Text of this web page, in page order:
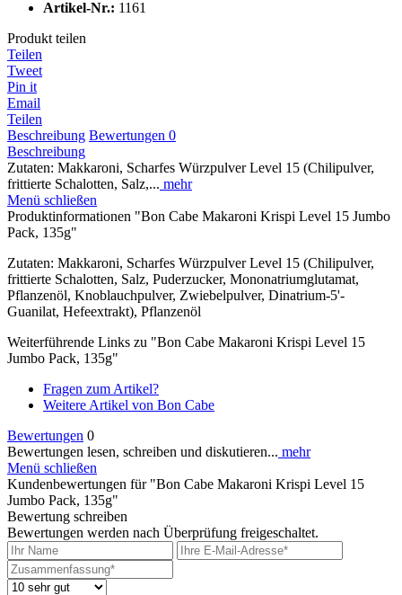
Artikel-Nr.: 1161
Produkt teilen
Teilen
Tweet
Pin it
Email
Teilen
Beschreibung Bewertungen 0
Beschreibung
Zutaten: Makkaroni, Scharfes Würzpulver Level 15 (Chilipulver,
frittierte Schalotten, Salz,... mehr
Menü schließen
Produktinformationen "Bon Cabe Makaroni Krispi Level 15 Jumbo
Pack, 135g"
Zutaten: Makkaroni, Scharfes Würzpulver Level 15 (Chilipulver,
frittierte Schalotten, Salz, Puderzucker, Mononatriumglutamat,
Pflanzenöl, Knoblauchpulver, Zwiebelpulver, Dinatrium-5'-
Guanilat, Hefeextrakt), Pflanzenöl
Weiterführende Links zu "Bon Cabe Makaroni Krispi Level 15
Jumbo Pack, 135g"
Fragen zum Artikel?
Weitere Artikel von Bon Cabe
Bewertungen 0
Bewertungen lesen, schreiben und diskutieren... mehr
Menü schließen
Kundenbewertungen für "Bon Cabe Makaroni Krispi Level 15
Jumbo Pack, 135g"
Bewertung schreiben
Bewertungen werden nach Überprüfung freigeschaltet.